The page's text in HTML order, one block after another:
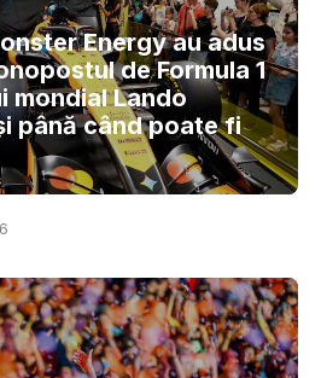
Energy au adus
de Formula 1
mondial Lando
până când poate fi